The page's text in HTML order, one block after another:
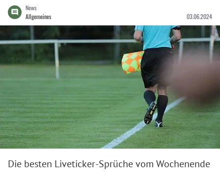
News
Allgemeines
03.06.2024
Die besten Liveticker-Sprüche vom Wochenende